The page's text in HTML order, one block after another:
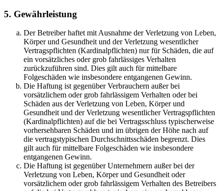
5. Gewährleistung
Der Betreiber haftet mit Ausnahme der Verletzung von Leben,
Körper und Gesundheit und der Verletzung wesentlicher
Vertragspflichten (Kardinalpflichten) nur für Schäden, die auf
ein vorsätzliches oder grob fahrlässiges Verhalten
zurückzuführen sind. Dies gilt auch für mittelbare
Folgeschäden wie insbesondere entgangenen Gewinn.
Die Haftung ist gegenüber Verbrauchern außer bei
vorsätzlichem oder grob fahrlässigem Verhalten oder bei
Schäden aus der Verletzung von Leben, Körper und
Gesundheit und der Verletzung wesentlicher Vertragspflichten
(Kardinalpflichten) auf die bei Vertragsschluss typischerweise
vorhersehbaren Schäden und im übrigen der Höhe nach auf
die vertragstypischen Durchschnittsschäden begrenzt. Dies
gilt auch für mittelbare Folgeschäden wie insbesondere
entgangenen Gewinn.
Die Haftung ist gegenüber Unternehmern außer bei der
Verletzung von Leben, Körper und Gesundheit oder
vorsätzlichem oder grob fahrlässigem Verhalten des Betreibers